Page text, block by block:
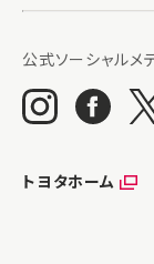
トヨタホーム